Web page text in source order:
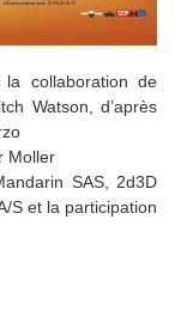
collaboration de
Watson, d’après
Moller
SAS, 2d3D
S et la participation